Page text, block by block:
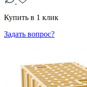
Купить в 1 клик
Задать вопрос?